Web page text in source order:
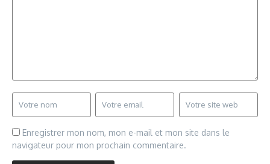
Enregistrer mon nom, mon e-mail et mon site dans le
navigateur pour mon prochain commentaire.